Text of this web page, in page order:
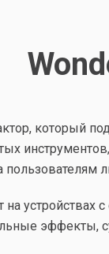
который
эффекты,